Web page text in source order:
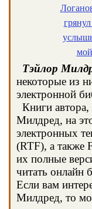
Тэйлор
некоторые из
электронной
Книги автора,
Милдред, на
электронных
(RTF), а также
их полные
читать онлайн
Если вам
Милдред, то